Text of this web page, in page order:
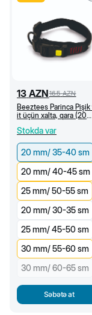
13 AZN16.5 AZN
Beeztees Parinca Pişik
it üçün xalta, qara (20
Stokda var
20 mm/ 35-40 sm
20 mm/ 40-45 sm
25 mm/ 50-55 sm
20 mm/ 30-35 sm
25 mm/ 45-50 sm
30 mm/ 55-60 sm
30 mm/ 60-65 sm
Səbətə at